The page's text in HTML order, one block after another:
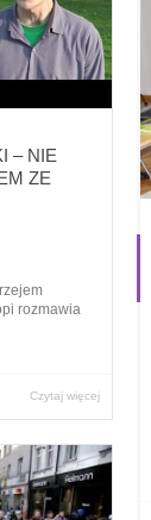
– NIE
ZE
rozmawia
Czytaj więcej